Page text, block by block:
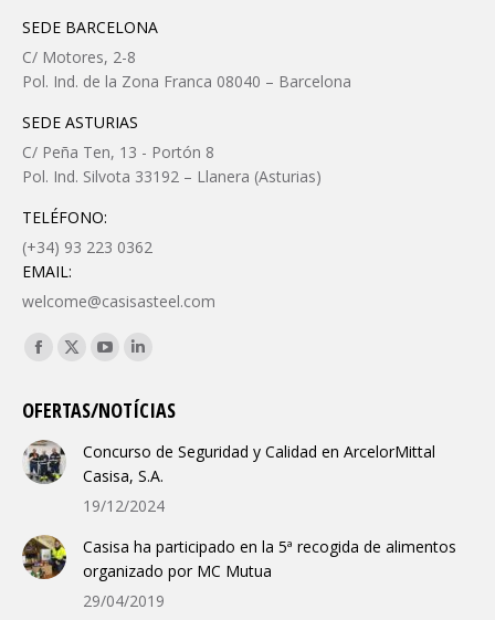
SEDE BARCELONA
C/ Motores, 2-8
Pol. Ind. de la Zona Franca 08040 – Barcelona
SEDE ASTURIAS
C/ Peña Ten, 13 - Portón 8
Pol. Ind. Silvota 33192 – Llanera (Asturias)
TELÉFONO:
(+34) 93 223 0362
EMAIL:
welcome@casisasteel.com
Encuéntranos en:
Facebook
opens
in
new
window
X
opens
new
window
YouTube
opens
in
new
window
Linkedin
opens
in
new
window
OFERTAS/NOTÍCIAS
Concurso de Seguridad y Calidad en ArcelorMittal
Casisa, S.A.
19/12/2024
Casisa ha participado en la 5ª recogida de alimentos
organizado por MC Mutua
29/04/2019